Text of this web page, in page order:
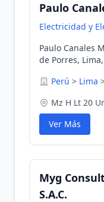
Paulo
Electricidad y
Paulo Canales
de Porres,
Perú > Lima
Mz H Lt 20
Ver Más
Myg
S.A.C.